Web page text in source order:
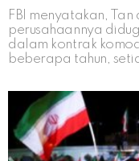
FBI menyatakan,
perusahaannya
dalam kontrak
beberapa tahun,